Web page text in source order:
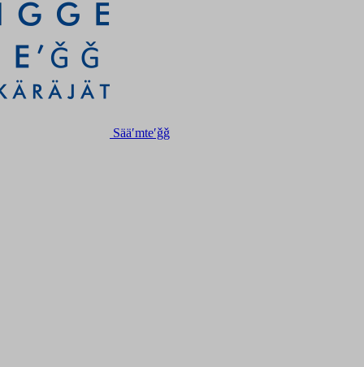
Sääʹmteʹǧǧ